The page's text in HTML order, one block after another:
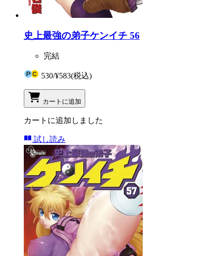
史上最強の弟子ケンイチ 56
完結
530/¥583(税込)
カートに追加
カートに追加しました
試し読み